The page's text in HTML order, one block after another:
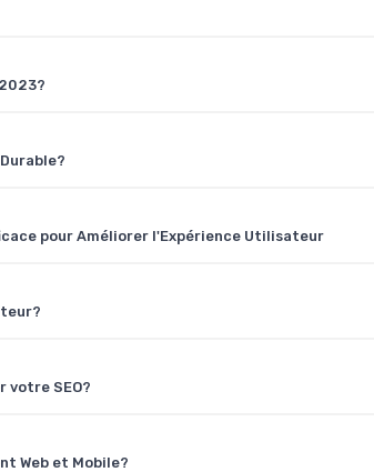
pour Améliorer l'Expérience Utilisateur
votre SEO?
Web et Mobile?